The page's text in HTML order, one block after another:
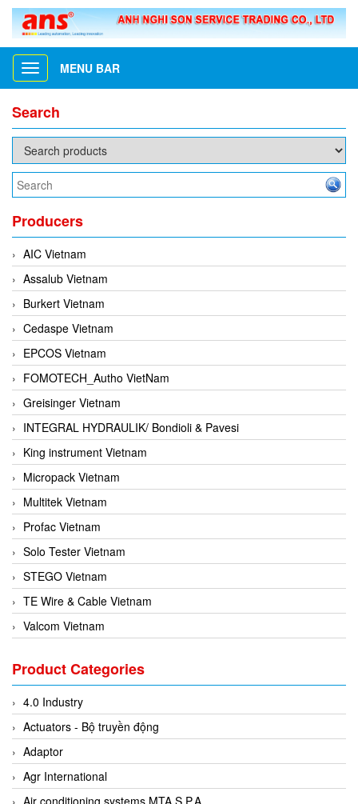
Toggle
navigation
MENU BAR
Search
Producers
AIC Vietnam
Assalub Vietnam
Burkert Vietnam
Cedaspe Vietnam
EPCOS Vietnam
FOMOTECH_Autho VietNam
Greisinger Vietnam
INTEGRAL HYDRAULIK/ Bondioli & Pavesi
King instrument Vietnam
Micropack Vietnam
Multitek Vietnam
Profac Vietnam
Solo Tester Vietnam
STEGO Vietnam
TE Wire & Cable Vietnam
Valcom Vietnam
3CTEST Vietnam
4B VietNam Vietnam
ABB Vietnam
AC Infinity Vietnam
AC&E Telecommunications
AC&T Vietnam
Product Categories
4.0 Industry
Actuators - Bộ truyền động
Adaptor
Agr International
Air conditioning systems MTA S.P.A